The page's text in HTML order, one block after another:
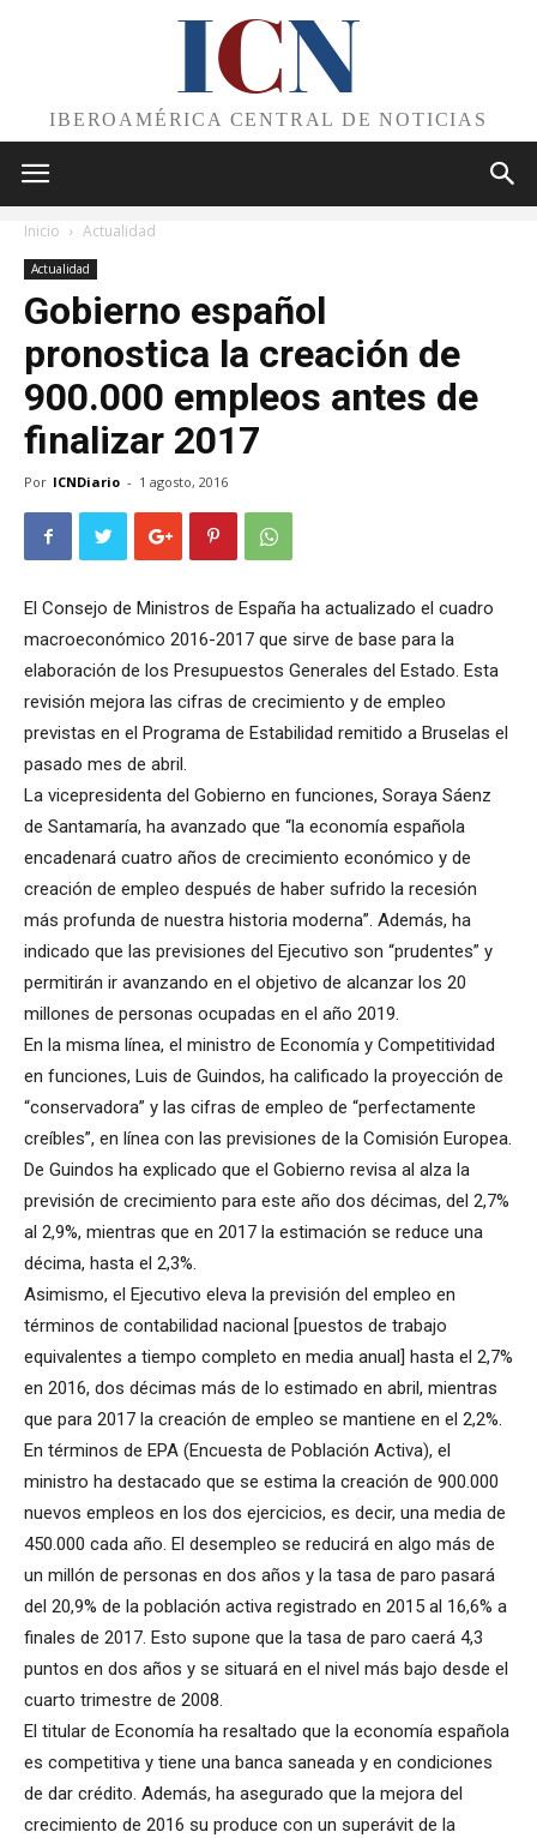
ICN
IBEROAMÉRICA CENTRAL DE NOTICIAS
Inicio Actualidad
Actualidad
Gobierno español
pronostica la creación de
900.000 empleos antes de
finalizar 2017
Por ICNDiario - 1 agosto, 2016
El Consejo de Ministros de España ha actualizado el cuadro
macroeconómico 2016-2017 que sirve de base para la
elaboración de los Presupuestos Generales del Estado. Esta
revisión mejora las cifras de crecimiento y de empleo
previstas en el Programa de Estabilidad remitido a Bruselas el
pasado mes de abril.
La vicepresidenta del Gobierno en funciones, Soraya Sáenz
de Santamaría, ha avanzado que “la economía española
encadenará cuatro años de crecimiento económico y de
creación de empleo después de haber sufrido la recesión
más profunda de nuestra historia moderna”. Además, ha
indicado que las previsiones del Ejecutivo son “prudentes” y
permitirán ir avanzando en el objetivo de alcanzar los 20
millones de personas ocupadas en el año 2019.
En la misma línea, el ministro de Economía y Competitividad
en funciones, Luis de Guindos, ha calificado la proyección de
“conservadora” y las cifras de empleo de “perfectamente
creíbles”, en línea con las previsiones de la Comisión Europea.
De Guindos ha explicado que el Gobierno revisa al alza la
previsión de crecimiento para este año dos décimas, del 2,7%
al 2,9%, mientras que en 2017 la estimación se reduce una
décima, hasta el 2,3%.
Asimismo, el Ejecutivo eleva la previsión del empleo en
términos de contabilidad nacional [puestos de trabajo
equivalentes a tiempo completo en media anual] hasta el 2,7%
en 2016, dos décimas más de lo estimado en abril, mientras
que para 2017 la creación de empleo se mantiene en el 2,2%.
En términos de EPA (Encuesta de Población Activa), el
ministro ha destacado que se estima la creación de 900.000
nuevos empleos en los dos ejercicios, es decir, una media de
450.000 cada año. El desempleo se reducirá en algo más de
un millón de personas en dos años y la tasa de paro pasará
del 20,9% de la población activa registrado en 2015 al 16,6% a
finales de 2017. Esto supone que la tasa de paro caerá 4,3
puntos en dos años y se situará en el nivel más bajo desde el
cuarto trimestre de 2008.
El titular de Economía ha resaltado que la economía española
es competitiva y tiene una banca saneada y en condiciones
de dar crédito. Además, ha asegurado que la mejora del
crecimiento de 2016 su produce con un superávit de la